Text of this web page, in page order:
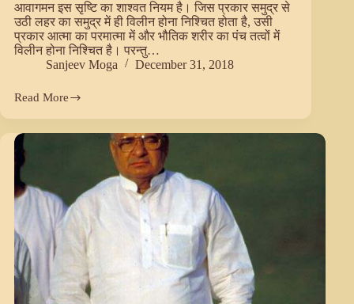
आवागमन इस सृष्टि का शाश्वत नियम है। जिस प्रकार समुद्र से
उठी लहर का समुद्र में ही विलीन होना निश्चित होता है, उसी
प्रकार आत्मा का परमात्मा में और भौतिक शरीर का पंच तत्वों में
विलीन होना निश्चित है। परन्तु…
Sanjeev Moga
December 31, 2018
Read More
बिश्नोई
भजनलाल